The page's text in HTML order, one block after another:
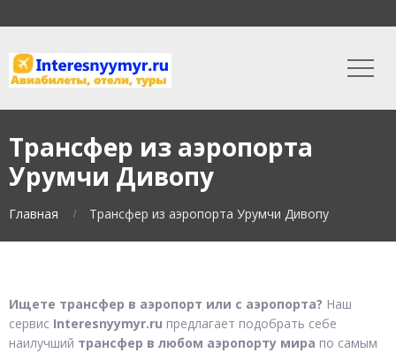
Трансфер из аэропорта
Урумчи Дивопу
Главная Трансфер из аэропорта Урумчи Дивопу
Ищете трансфер в аэропорт или с аэропорта? Наш
сервис Interesnyymyr.ru предлагает подобрать себе
наилучший трансфер в любом аэропорту мира по самым